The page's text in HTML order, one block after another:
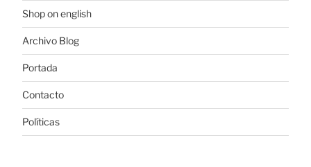
Shop on english
Archivo Blog
Portada
Contacto
Políticas